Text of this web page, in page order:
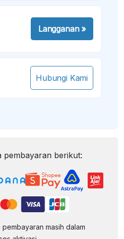
Langganan»
Hubungi Kami
pembayaran berikut:
masih dalam